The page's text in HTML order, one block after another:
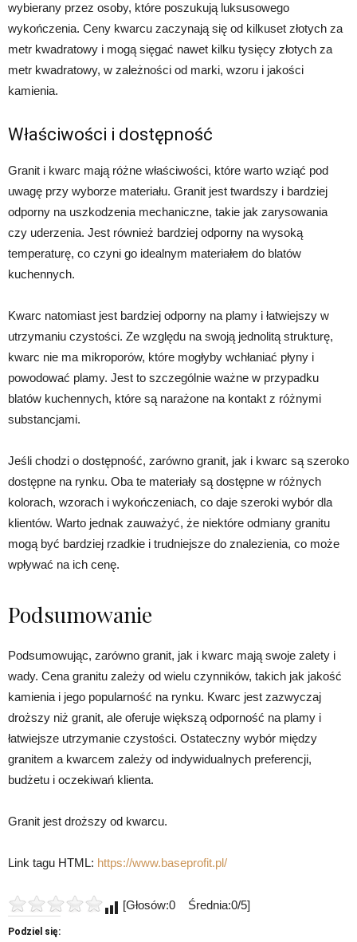
wybierany przez osoby, które poszukują luksusowego
wykończenia. Ceny kwarcu zaczynają się od kilkuset złotych za
metr kwadratowy i mogą sięgać nawet kilku tysięcy złotych za
metr kwadratowy, w zależności od marki, wzoru i jakości
kamienia.
Właściwości i dostępność
Granit i kwarc mają różne właściwości, które warto wziąć pod
uwagę przy wyborze materiału. Granit jest twardszy i bardziej
odporny na uszkodzenia mechaniczne, takie jak zarysowania
czy uderzenia. Jest również bardziej odporny na wysoką
temperaturę, co czyni go idealnym materiałem do blatów
kuchennych.
Kwarc natomiast jest bardziej odporny na plamy i łatwiejszy w
utrzymaniu czystości. Ze względu na swoją jednolitą strukturę,
kwarc nie ma mikroporów, które mogłyby wchłaniać płyny i
powodować plamy. Jest to szczególnie ważne w przypadku
blatów kuchennych, które są narażone na kontakt z różnymi
substancjami.
Jeśli chodzi o dostępność, zarówno granit, jak i kwarc są szeroko
dostępne na rynku. Oba te materiały są dostępne w różnych
kolorach, wzorach i wykończeniach, co daje szeroki wybór dla
klientów. Warto jednak zauważyć, że niektóre odmiany granitu
mogą być bardziej rzadkie i trudniejsze do znalezienia, co może
wpływać na ich cenę.
Podsumowanie
Podsumowując, zarówno granit, jak i kwarc mają swoje zalety i
wady. Cena granitu zależy od wielu czynników, takich jak jakość
kamienia i jego popularność na rynku. Kwarc jest zazwyczaj
droższy niż granit, ale oferuje większą odporność na plamy i
łatwiejsze utrzymanie czystości. Ostateczny wybór między
granitem a kwarcem zależy od indywidualnych preferencji,
budżetu i oczekiwań klienta.
Granit jest droższy od kwarcu.
Link tagu HTML: https://www.baseprofit.pl/
[Głosów:0 Średnia:0/5]
Podziel się: